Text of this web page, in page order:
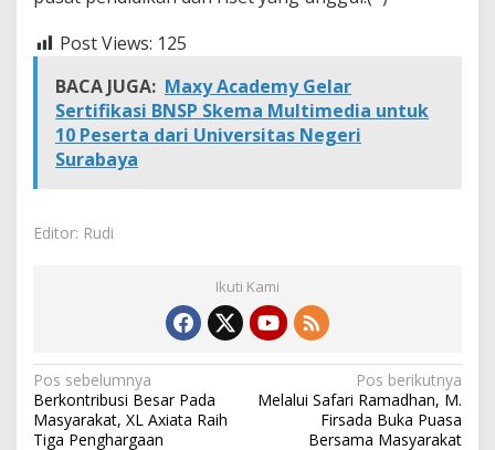
Post Views: 125
BACA JUGA: Maxy Academy Gelar
Sertifikasi BNSP Skema Multimedia untuk
10 Peserta dari Universitas Negeri
Surabaya
Editor: Rudi
Ikuti Kami
N
a
Pos sebelumnya
Berkontribusi Besar Pada
Masyarakat, XL Axiata Raih
Tiga Penghargaan
Pos berikutnya
Melalui Safari Ramadhan, M.
Firsada Buka Puasa
Bersama Masyarakat